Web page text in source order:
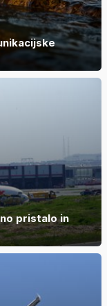
pristalo in